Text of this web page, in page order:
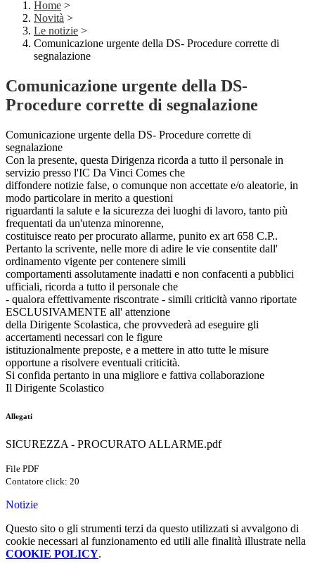
Home >
Novità >
Le notizie >
Comunicazione urgente della DS- Procedure corrette di
segnalazione
Comunicazione urgente della DS-
Procedure corrette di segnalazione
Comunicazione urgente della DS- Procedure corrette di
segnalazione
Con la presente, questa Dirigenza ricorda a tutto il personale in
servizio presso l'IC Da Vinci Comes che
diffondere notizie false, o comunque non accettate e/o aleatorie, in
modo particolare in merito a questioni
riguardanti la salute e la sicurezza dei luoghi di lavoro, tanto più
frequentati da un'utenza minorenne,
costituisce reato per procurato allarme, punito ex art 658 C.P..
Pertanto la scrivente, nelle more di adire le vie consentite dall'
ordinamento vigente per contenere simili
comportamenti assolutamente inadatti e non confacenti a pubblici
ufficiali, ricorda a tutto il personale che
- qualora effettivamente riscontrate - simili criticità vanno riportate
ESCLUSIVAMENTE all' attenzione
della Dirigente Scolastica, che provvederà ad eseguire gli
accertamenti necessari con le figure
istituzionalmente preposte, e a mettere in atto tutte le misure
opportune a risolvere eventuali criticità.
Si confida pertanto in una migliore e fattiva collaborazione
Il Dirigente Scolastico
Allegati
SICUREZZA - PROCURATO ALLARME.pdf
File PDF
Contatore click: 20
Notizie
Questo sito o gli strumenti terzi da questo utilizzati si avvalgono di
cookie necessari al funzionamento ed utili alle finalità illustrate nella
COOKIE POLICY.